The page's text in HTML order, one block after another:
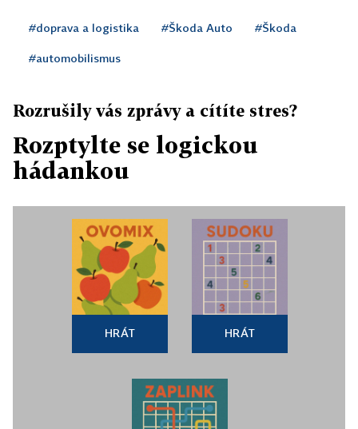
#doprava a logistika #Škoda Auto #Škoda
#automobilismus
Rozrušily vás zprávy a cítíte stres?
Rozptylte se logickou
hádankou
HRÁT HRÁT